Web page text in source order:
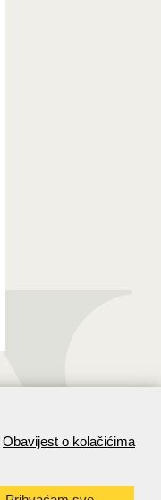
Obavijest o kolačićima